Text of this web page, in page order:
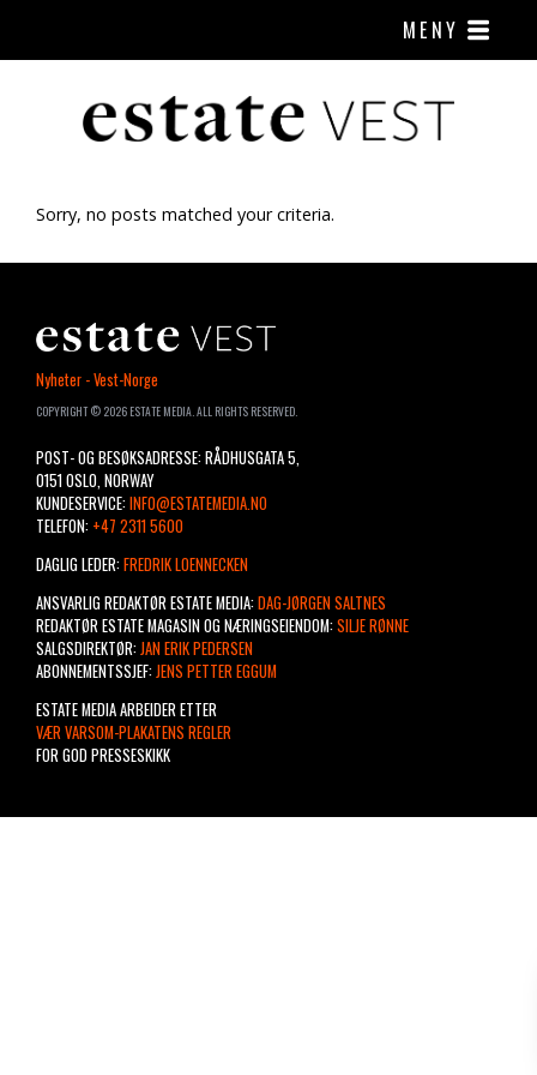
MENY
Sorry, no posts matched your criteria.
ESTATE
Nyheter - Vest-Norge
COPYRIGHT © 2026 ESTATE MEDIA. ALL RIGHTS RESERVED.
POST- OG BESØKSADRESSE: RÅDHUSGATA 5,
0151 OSLO, NORWAY
KUNDESERVICE: INFO@ESTATEMEDIA.NO
TELEFON: +47 2311 5600
DAGLIG LEDER: FREDRIK LOENNECKEN
ANSVARLIG REDAKTØR ESTATE MEDIA: DAG-JØRGEN SALTNES
REDAKTØR ESTATE MAGASIN OG NÆRINGSEIENDOM: SILJE RØNNE
SALGSDIREKTØR: JAN ERIK PEDERSEN
ABONNEMENTSSJEF: JENS PETTER EGGUM
ESTATE MEDIA ARBEIDER ETTER
VÆR VARSOM-PLAKATENS REGLER
FOR GOD PRESSESKIKK